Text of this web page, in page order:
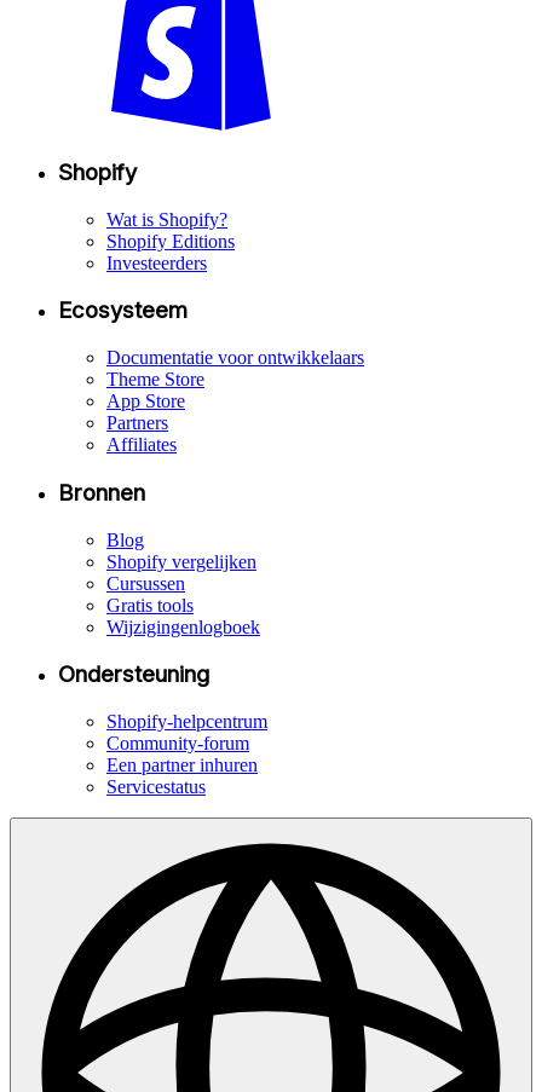
Shopify
Wat is Shopify?
Shopify Editions
Investeerders
Ecosysteem
Documentatie voor ontwikkelaars
Theme Store
App Store
Partners
Affiliates
Bronnen
Blog
Shopify vergelijken
Cursussen
Gratis tools
Wijzigingenlogboek
Ondersteuning
Shopify-helpcentrum
Community-forum
Een partner inhuren
Servicestatus